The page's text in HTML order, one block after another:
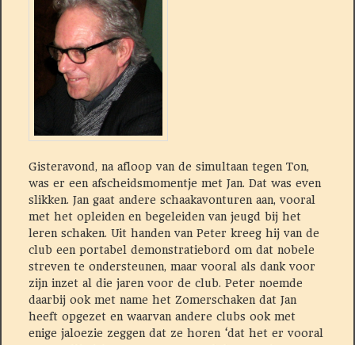
Gisteravond, na afloop van de simultaan tegen Ton,
was er een afscheidsmomentje met Jan. Dat was even
slikken. Jan gaat andere schaakavonturen aan, vooral
met het opleiden en begeleiden van jeugd bij het
leren schaken. Uit handen van Peter kreeg hij van de
club een portabel demonstratiebord om dat nobele
streven te ondersteunen, maar vooral als dank voor
zijn inzet al die jaren voor de club. Peter noemde
daarbij ook met name het Zomerschaken dat Jan
heeft opgezet en waarvan andere clubs ook met
enige jaloezie zeggen dat ze horen ‘dat het er vooral